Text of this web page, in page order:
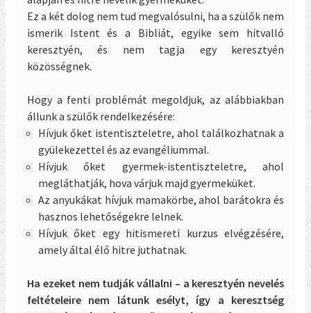
Ez a két dolog nem tud megvalósulni, ha a szülők nem
ismerik Istent és a Bibliát, egyike sem hitvalló
keresztyén, és nem tagja egy keresztyén
közösségnek.
Hogy a fenti problémát megoldjuk, az alábbiakban
állunk a szülők rendelkezésére:
Hívjuk őket istentiszteletre, ahol találkozhatnak a
gyülekezettel és az evangéliummal.
Hívjuk őket gyermek-istentiszteletre, ahol
megláthatják, hova várjuk majd gyermeküket.
Az anyukákat hívjuk mamakörbe, ahol barátokra és
hasznos lehetőségekre lelnek.
Hívjuk őket egy hitismereti kurzus elvégzésére,
amely által élő hitre juthatnak.
Ha ezeket nem tudják vállalni – a keresztyén nevelés
feltételeire nem látunk esélyt, így a keresztség